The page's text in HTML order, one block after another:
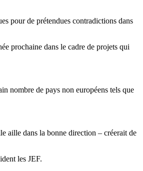
pour de prétendues contradictions dans
prochaine dans le cadre de projets qui
nombre de pays non européens tels que
aille dans la bonne direction – créerait de
les JEF.